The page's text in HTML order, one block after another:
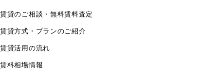
賃貸のご相談・無料賃料査定
賃貸方式・プランのご紹介
賃貸活用の流れ
賃料相場情報